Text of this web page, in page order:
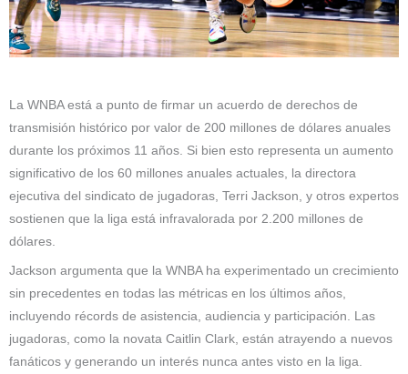
La WNBA está a punto de firmar un acuerdo de derechos de
transmisión histórico por valor de 200 millones de dólares anuales
durante los próximos 11 años. Si bien esto representa un aumento
significativo de los 60 millones anuales actuales, la directora
ejecutiva del sindicato de jugadoras, Terri Jackson, y otros expertos
sostienen que la liga está infravalorada por 2.200 millones de
dólares.
Jackson argumenta que la WNBA ha experimentado un crecimiento
sin precedentes en todas las métricas en los últimos años,
incluyendo récords de asistencia, audiencia y participación. Las
jugadoras, como la novata Caitlin Clark, están atrayendo a nuevos
fanáticos y generando un interés nunca antes visto en la liga.